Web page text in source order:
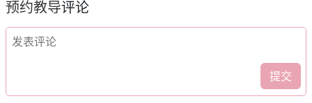
预约教导评论
提交